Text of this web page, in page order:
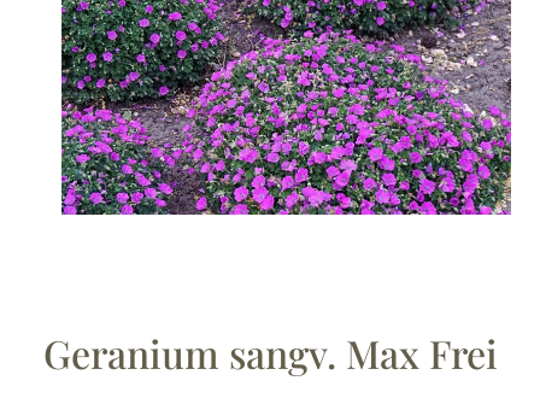
Geranium sangv. Max Frei